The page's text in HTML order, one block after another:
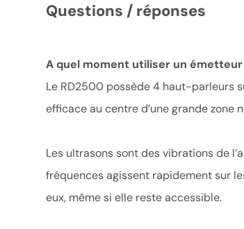
Questions / réponses
A quel moment utiliser un émetteur
Le RD2500 possède 4 haut-parleurs
efficace au centre d’une grande zone
Les ultrasons sont des vibrations de
fréquences agissent rapidement sur
eux, même si elle reste accessible.